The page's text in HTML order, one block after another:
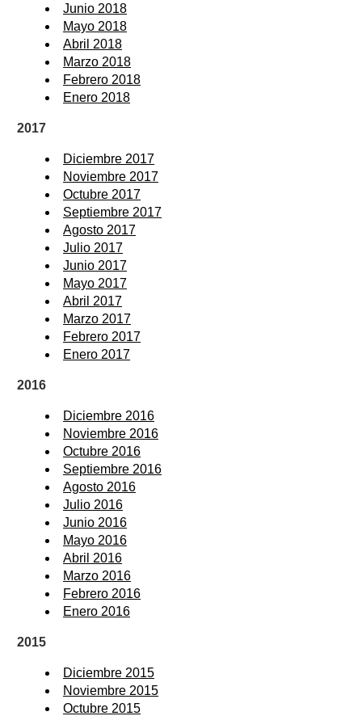
Junio 2018
Mayo 2018
Abril 2018
Marzo 2018
Febrero 2018
Enero 2018
2017
Diciembre 2017
Noviembre 2017
Octubre 2017
Septiembre 2017
Agosto 2017
Julio 2017
Junio 2017
Mayo 2017
Abril 2017
Marzo 2017
Febrero 2017
Enero 2017
2016
Diciembre 2016
Noviembre 2016
Octubre 2016
Septiembre 2016
Agosto 2016
Julio 2016
Junio 2016
Mayo 2016
Abril 2016
Marzo 2016
Febrero 2016
Enero 2016
2015
Diciembre 2015
Noviembre 2015
Octubre 2015